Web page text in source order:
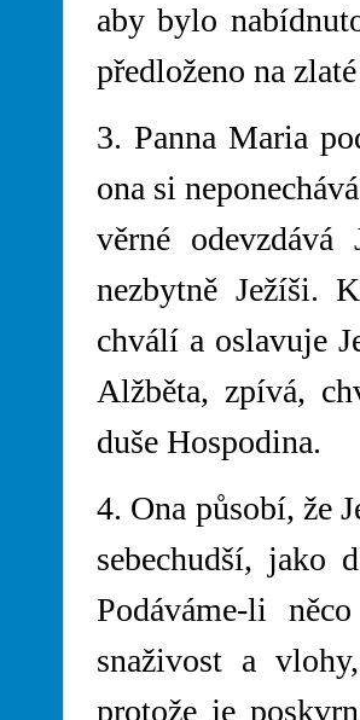
aby bylo
předloženo na
3. Panna Maria
ona si
věrné
nezbytně Ježíši.
chválí a oslavuje
Alžběta, zpívá,
duše Hospodina.
4. Ona působí, že
sebechudší, jako
Podáváme-li
snaživost a
protože je